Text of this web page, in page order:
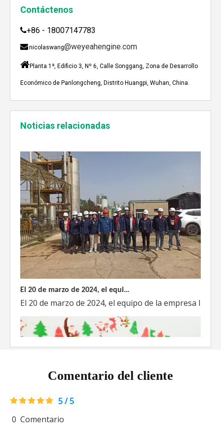
Contáctenos
+86 - 18007147783
nicolaswang@weyeahengine.com
Planta 1ª, Edificio 3, Nº 6, Calle Songgang, Zona de Desarrollo
Económico de Panlongcheng, Distrito Huangpi, Wuhan, China.
Noticias relacionadas
Enshi: El destino perfecto para el viaje de Team Building Weyeah
A mediados de julio de 2023, Weyeah poder todo el
El 20 de marzo de 2024, el equipo de la empresa
Comentario del cliente
5 / 5
0 Comentario